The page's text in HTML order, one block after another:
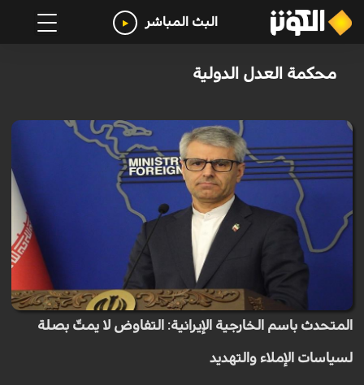
البث المباشر
محكمة العدل الدولية
المتحدث باسم الخارجية الإيرانية: التفاوض لا يمتّ بصلة
لسياسات الإملاء والتهديد